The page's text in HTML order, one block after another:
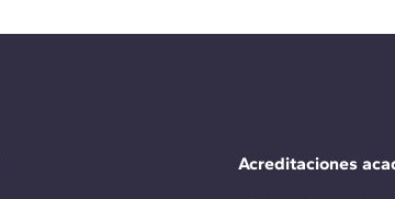
Acreditaciones